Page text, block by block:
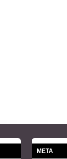
META